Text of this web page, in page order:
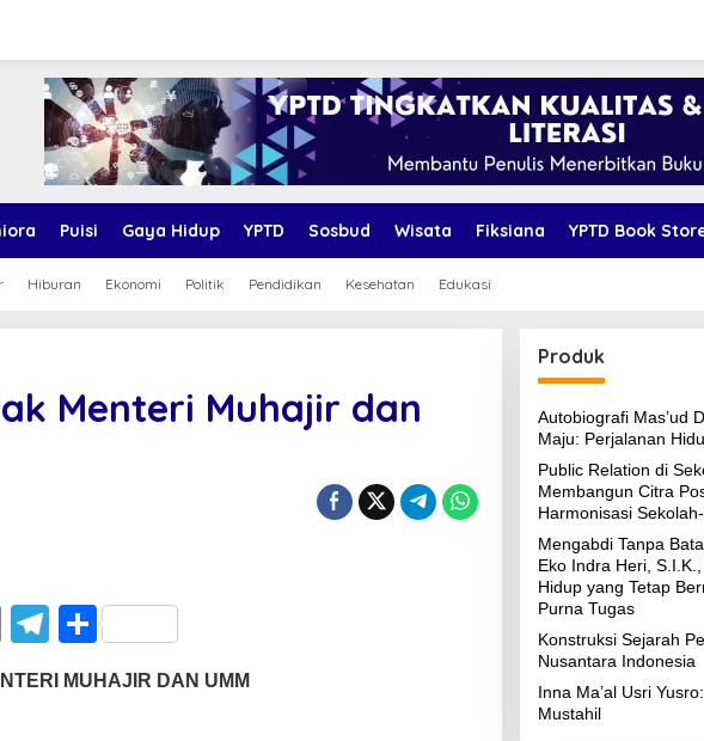
Puisi Gaya Hidup YPTD Sosbud Wisata Fiksiana YPTD Book
Hiburan Ekonomi Politik Pendidikan Kesehatan Edukasi
Menteri Muhajir dan
C
o
p
T
el
e
S
h
ar
MUHAJIR DAN UMM
Produk
Autobiografi Mas’ud
Maju: Perjalanan
Public Relation di
Membangun Citra
Harmonisasi
Mengabdi Tanpa
Eko Indra Heri,
Hidup yang Tetap
Purna Tugas
Konstruksi Sejarah
Nusantara Indonesia
Inna Ma’al Usri
Mustahil